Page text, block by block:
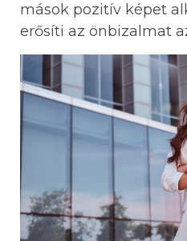
mások pozitív képet
erősíti az önbizalmat